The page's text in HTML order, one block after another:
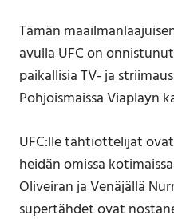
Tämän
avulla UFC on
paikallisia TV- ja
Pohjoismaissa Viaplayn
UFC:lle tähtiottelijat
heidän omissa
Oliveiran ja Venäjällä
supertähdet ovat